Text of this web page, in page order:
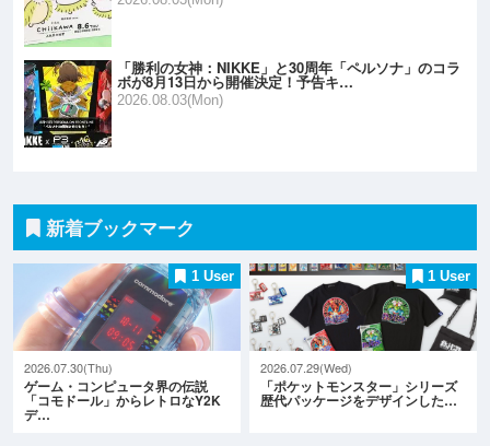
「勝利の女神：NIKKE」と30周年「ペルソナ」のコラ
ボが8月13日から開催決定！予告キ…
2026.08.03(Mon)
新着ブックマーク
1 User
2026.07.30(Thu)
ゲーム・コンピュータ界の伝説
「コモドール」からレトロなY2K
デ…
1 User
2026.07.29(Wed)
「ポケットモンスター」シリーズ
歴代パッケージをデザインした…